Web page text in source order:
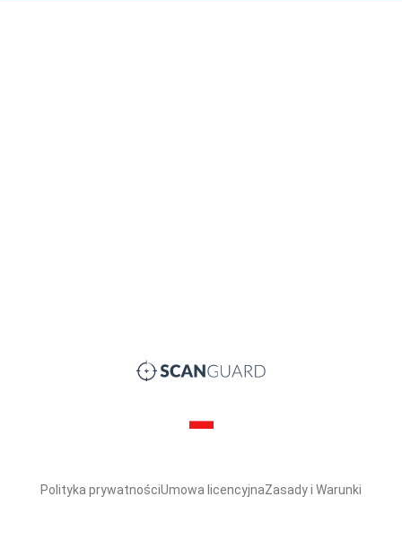
Polityka prywatnościUmowa licencyjnaZasady i Warunki